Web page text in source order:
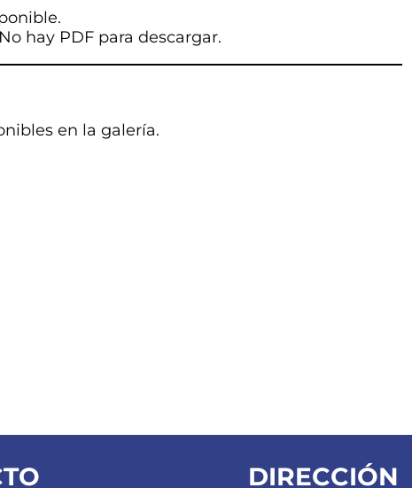
No hay PDF para descargar.
en la galería.
DIRECCIÓN